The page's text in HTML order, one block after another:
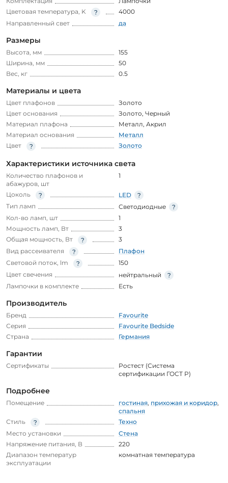
Цветовая температура, K
4000
Направленный свет
да
Размеры
Высота, мм
155
Ширина, мм
50
Вес, кг
0.5
Материалы и цвета
Цвет плафонов
Золото
Цвет основания
Золото, Черный
Материал плафона
Металл, Акрил
Материал основания
Металл
Цвет
Золото
Характеристики источника света
Количество плафонов и
абажуров, шт
1
Цоколь
LED
Тип ламп
Светодиодные
Кол-во ламп, шт
1
Мощность ламп, Вт
3
Общая мощность, Вт
3
Вид рассеивателя
Плафон
Световой поток, lm
150
Цвет свечения
нейтральный
Лампочки в комплекте
Есть
Производитель
Бренд
Favourite
Серия
Favourite Bedside
Страна
Германия
Гарантии
Сертификаты
Ростест (Система
сертификации ГОСТ Р)
Подробнее
Помещение гостиная, прихожая и коридор,
спальня
Стиль
Техно
Место установки
Стена
Напряжение питания, В
220
Диапазон температур
эксплуатации
комнатная температура